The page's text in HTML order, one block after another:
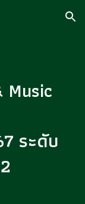
Skip to navigation
ระดับ
2